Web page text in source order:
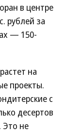
в центре
рублей за
— 150-
на
проекты.
с
десертов
не